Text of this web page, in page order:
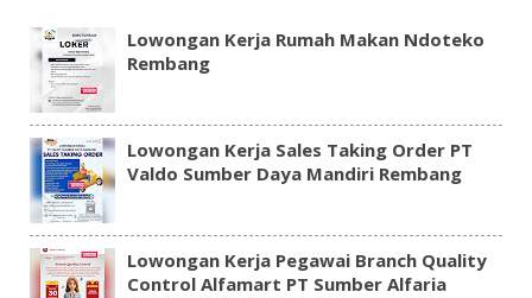
Lowongan Kerja Rumah Makan Ndoteko
Rembang
Lowongan Kerja Sales Taking Order PT
Valdo Sumber Daya Mandiri Rembang
Lowongan Kerja Pegawai Branch Quality
Control Alfamart PT Sumber Alfaria